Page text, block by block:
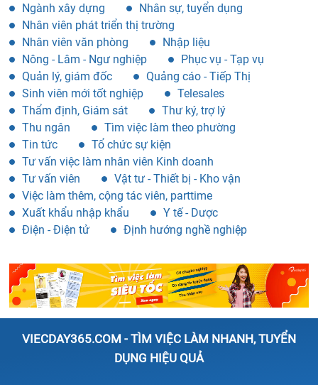
Ngành xây dựng
Nhân sự, tuyển dụng
Nhân viên phát triển thị trường
Nhân viên văn phòng
Nhập liệu
Nông - Lâm - Ngư nghiệp
Phục vụ - Tạp vụ
Quản lý, giám đốc
Quảng cáo - Tiếp Thị
Sinh viên mới tốt nghiệp
Telesales
Thẩm định, Giám sát
Thư ký, trợ lý
Thu ngân
Tìm việc làm theo phường
Tin tức
Tổ chức sự kiện
Tư vấn việc làm nhân viên Kinh doanh
Tư vấn viên
Vật tư - Thiết bị - Kho vận
Việc làm thêm, cộng tác viên, parttime
Xuất khẩu nhập khẩu
Y tế - Dược
Điện - Điện tử
Định hướng nghề nghiệp
VIECDAY365.COM - TÌM VIỆC LÀM NHANH, TUYỂN
DỤNG HIỆU QUẢ